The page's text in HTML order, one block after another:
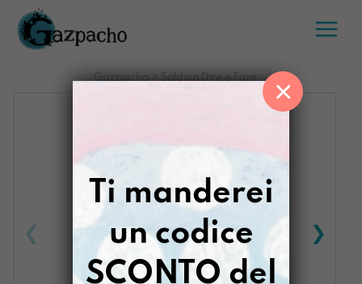
Salta
contenuto
Gazpacho> Soldino Dire e Fare
Ti manderei
un codice
SCONTO del
×